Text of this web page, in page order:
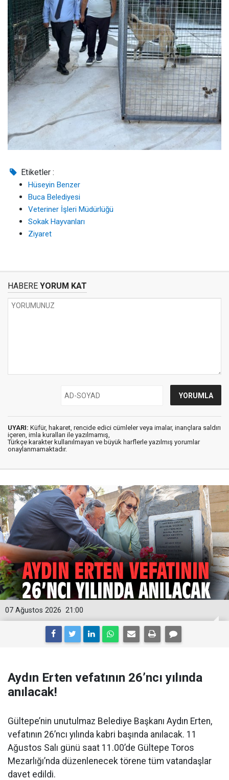
Etiketler :
Hüseyin Benzer
Buca Belediyesi
Veteriner İşleri Müdürlüğü
Sokak Hayvanları
Ziyaret
HABERE YORUM KAT
UYARI: Küfür, hakaret, rencide edici cümleler veya imalar, inançlara saldırı
içeren, imla kuralları ile yazılmamış,
Türkçe karakter kullanılmayan ve büyük harflerle yazılmış yorumlar
onaylanmamaktadır.
21:00
07 Ağustos 2026
Aydın Erten vefatının 26’ncı yılında
anılacak!
Gültepe’nin unutulmaz Belediye Başkanı Aydın Erten,
vefatının 26’ncı yılında kabri başında anılacak. 11
Ağustos Salı günü saat 11.00’de Gültepe Toros
Mezarlığı’nda düzenlenecek törene tüm vatandaşlar
davet edildi.